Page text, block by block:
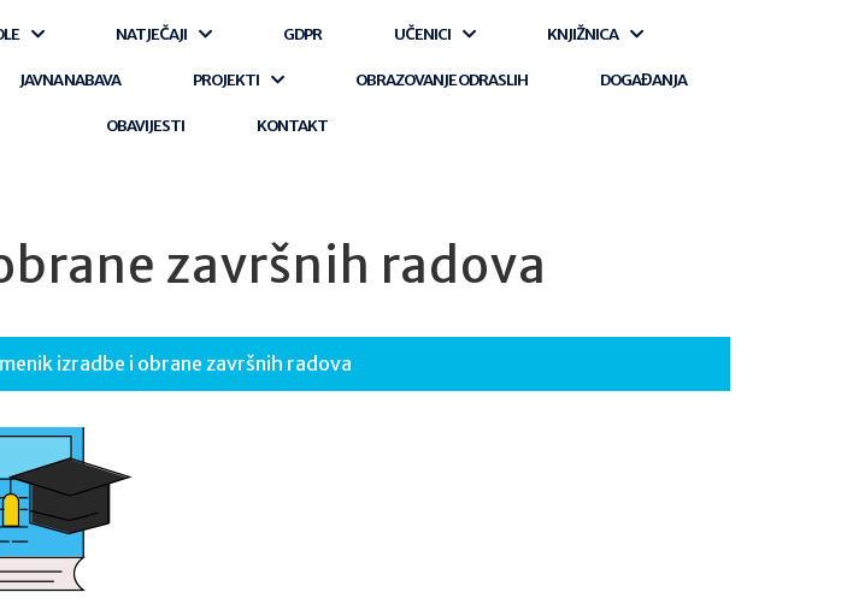
NATJEČAJI GDPR UČENICI KNJIŽNICA
JAVNA NABAVA PROJEKTI OBRAZOVANJE ODRASLIH DOGAĐANJA
OBAVIJESTI KONTAKT
završnih radova
izradbe i obrane završnih radova